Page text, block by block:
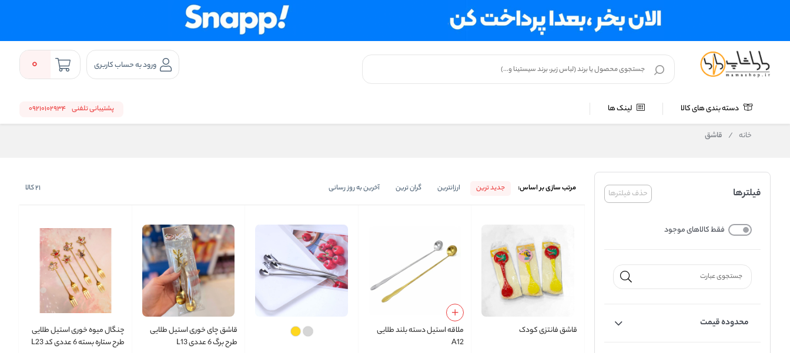
ورود به حساب کاربری 0
دسته بندی های کالا لینک ها پشتیبانی تلفنی 09210102934
خانه / قاشق
حذف فیلترها فیلترها
فقط کالاهای موجود
محدوده قیمت
مرتب سازی بر اساس: جدید ترین ارزانترین گران ترین آخرین به روز رسانی 21کالا
قاشق فانتزی کودک
ملاقه استیل دسته بلند طلایی
A12
قاشق چای خوری استیل طلایی
طرح برگ 6 عددی L13
چنگال میوه خوری استیل طلایی
طرح ستاره بسته 6 عددی کد L23